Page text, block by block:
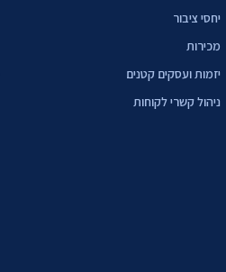
יחסי ציבור
מכירות
יזמות ועסקים קטנים
ניהול קשרי לקוחות